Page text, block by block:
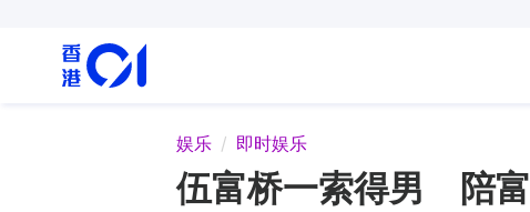
娱乐 即时娱乐
伍富桥一索得男 陪富